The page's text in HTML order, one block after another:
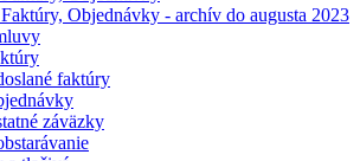
Objednávky - archív do augusta 2023
faktúry
záväzky